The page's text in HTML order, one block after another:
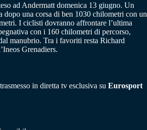
ad Andermatt domenica 13 giugno. Un
dopo una corsa di ben 1030 chilometri con un
I ciclisti dovranno affrontare l’ultima
con i 160 chilometri di percorso,
manubrio. Tra i favoriti resta Richard
Grenadiers.
in diretta tv esclusiva su Eurosport